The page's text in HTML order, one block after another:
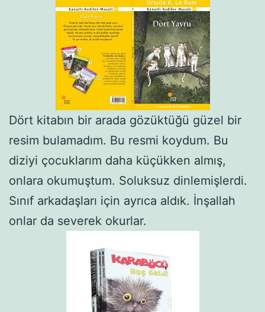
Dört kitabın bir arada gözüktüğü güzel bir
resim bulamadım. Bu resmi koydum. Bu
diziyi çocuklarım daha küçükken almış,
onlara okumuştum. Soluksuz dinlemişlerdi.
Sınıf arkadaşları için ayrıca aldık. İnşallah
onlar da severek okurlar.